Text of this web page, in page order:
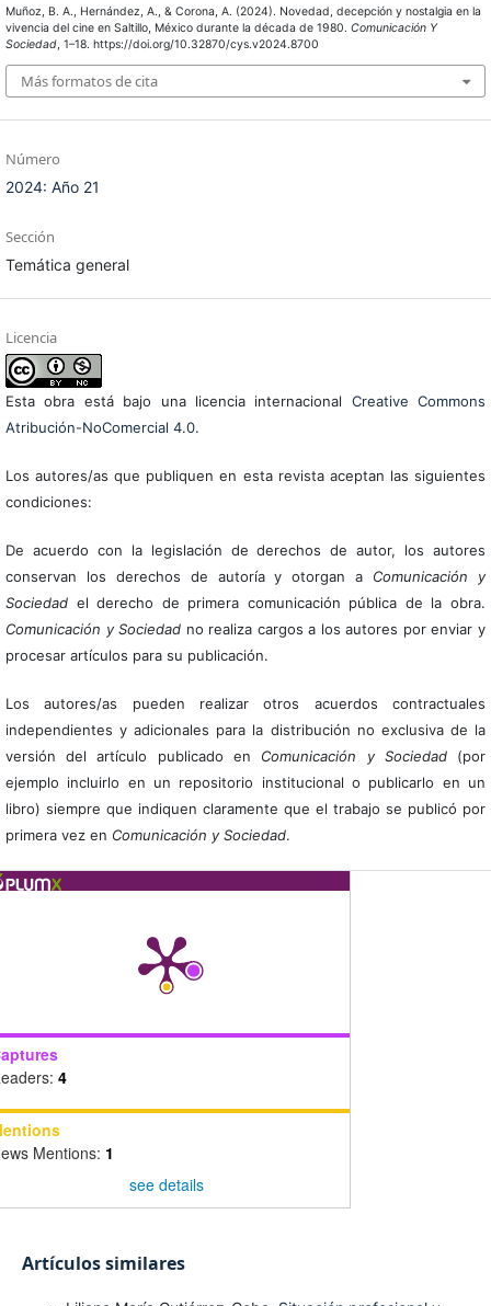
Muñoz, B. A., Hernández, A., & Corona, A. (2024). Novedad, decepción y nostalgia en la
vivencia del cine en Saltillo, México durante la década de 1980. Comunicación Y
Sociedad, 1–18. https://doi.org/10.32870/cys.v2024.8700
Más formatos de cita
Número
2024: Año 21
Sección
Temática general
Licencia
Esta obra está bajo una licencia internacional Creative Commons
Atribución-NoComercial 4.0.
Los autores/as que publiquen en esta revista aceptan las siguientes
condiciones:
De acuerdo con la legislación de derechos de autor, los autores
conservan los derechos de autoría y otorgan a Comunicación y
Sociedadel derecho de primera comunicación pública de la obra.
Comunicación y Sociedad no realiza cargos a los autores por enviar y
procesar artículos para su publicación.
Los autores/as pueden realizar otros acuerdos contractuales
independientes y adicionales para la distribución no exclusiva de la
versión del artículo publicado en Comunicación y Sociedad(por
ejemplo incluirlo en un repositorio institucional o publicarlo en un
libro) siempre que indiquen claramente que el trabajo se publicó por
primera vez en Comunicación y Sociedad.
4
Mentions: 1
see details
Artículos similares